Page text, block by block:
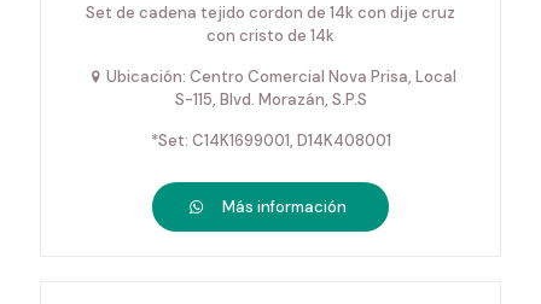
Set de cadena tejido cordon de 14k con dije cruz
con cristo de 14k
Ubicación: Centro Comercial Nova Prisa, Local
S-115, Blvd. Morazán, S.P.S
*Set: C14K1699001, D14K408001
Más información